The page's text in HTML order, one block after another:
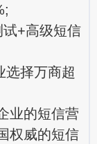
+高级短信
择万商超
的短信营
权威的短信